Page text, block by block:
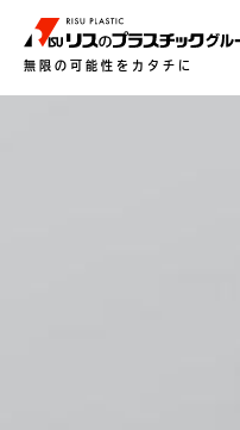
無限の可能性をカタチに